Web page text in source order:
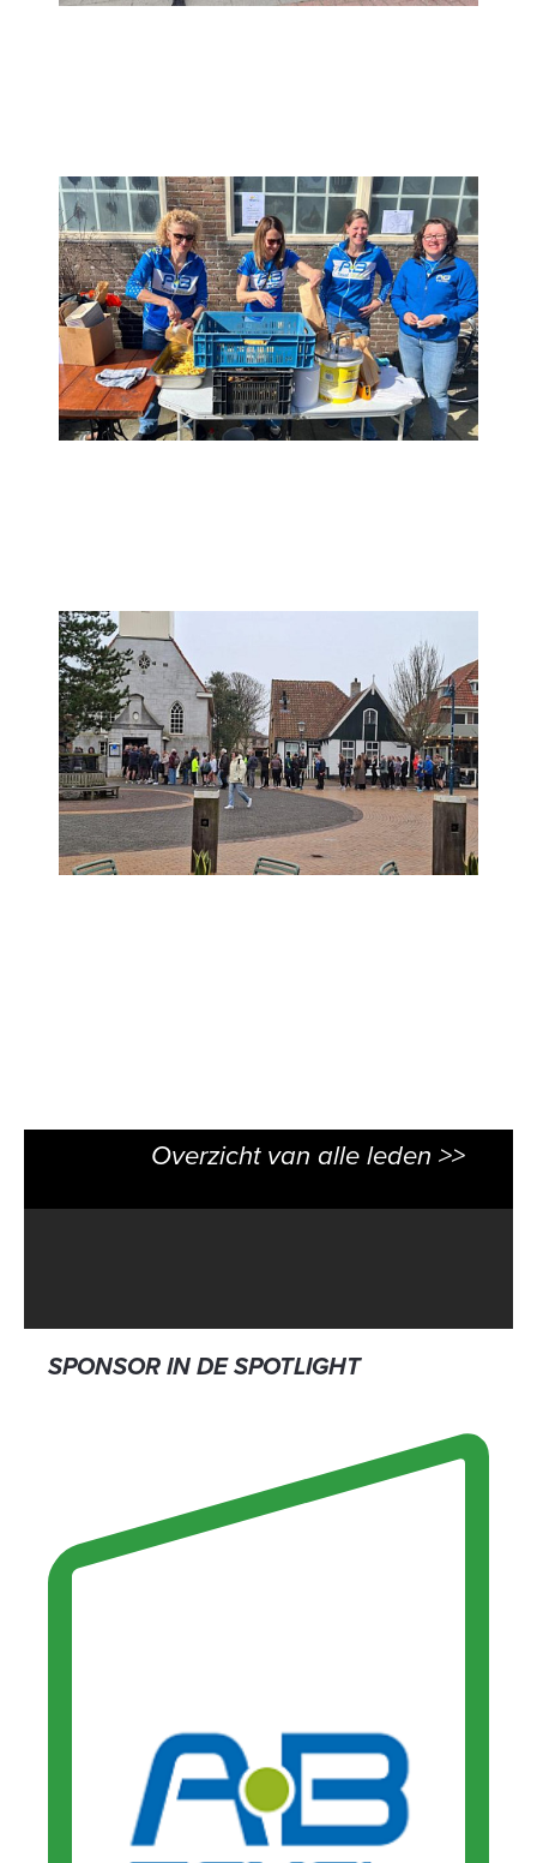
Overzicht van alle leden >>
SPONSOR IN DE SPOTLIGHT